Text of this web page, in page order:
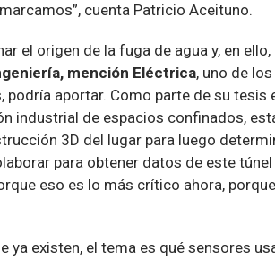
cuenta Patricio Aceituno.
el origen de la fuga de agua y, en ello,
mención Eléctrica, uno de
podría aportar. Como parte de su tesis
industrial de espacios confinados,
3D del lugar para luego
para obtener datos de este
eso es lo más crítico ahora,
ya existen, el tema es qué sensores